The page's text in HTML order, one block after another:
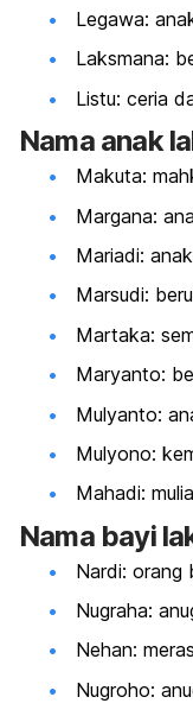
Legawa:
Laksmana:
Listu: ceria
Nama anak
Makuta:
Margana:
Mariadi:
Marsudi:
Martaka:
Maryanto:
Mulyanto:
Mulyono:
Mahadi: mulia
Nama bayi
Nardi: orang
Nugraha:
Nehan:
Nugroho: